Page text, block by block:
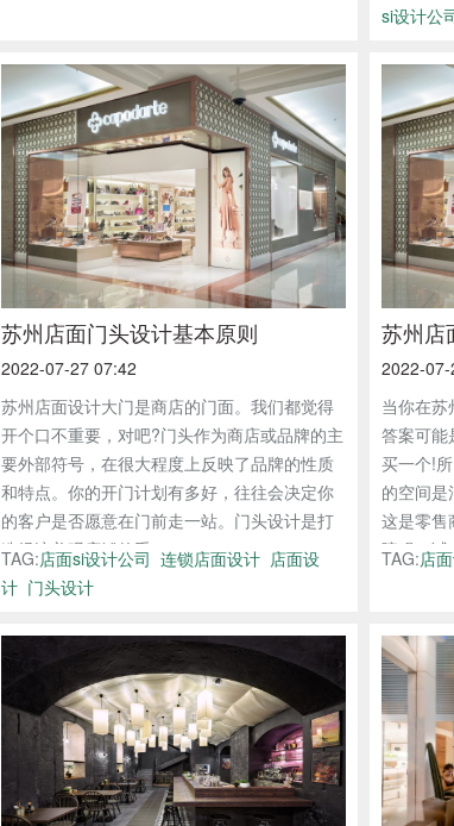
si设计公
苏州店面门头设计基本原则
2022-07-27 07:42
苏州店面设计大门是商店的门面。我们都觉得
开个口不重要，对吧?门头作为商店或品牌的主
要外部符号，在很大程度上反映了品牌的性质
和特点。你的开门计划有多好，往往会决定你
的客户是否愿意在门前走一站。门头设计是打
造经济美观店铺的重...
TAG:店面si设计公司 连锁店面设计 店面设
计 门头设计
苏州店
影响
2022-
当你在
答案可能
买一个!
的空间是
这是零售
障碍。试
TAG:店